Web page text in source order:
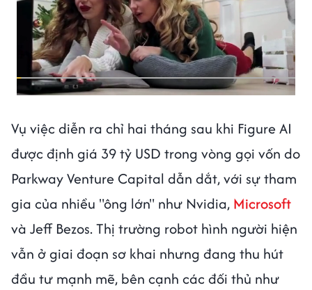
Vụ việc diễn ra chỉ hai tháng sau khi Figure AI
được định giá 39 tỷ USD trong vòng gọi vốn do
Parkway Venture Capital dẫn dắt, với sự tham
gia của nhiều "ông lớn" như Nvidia, Microsoft
và Jeff Bezos. Thị trường robot hình người hiện
vẫn ở giai đoạn sơ khai nhưng đang thu hút
đầu tư mạnh mẽ, bên cạnh các đối thủ như